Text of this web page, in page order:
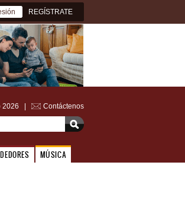
REGÍSTRATE
2026 | Contáctenos
MÚSICA